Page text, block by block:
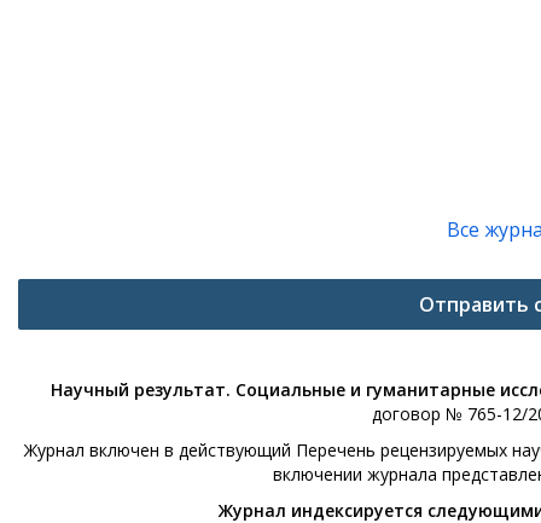
Все
Отправить
Научный результат. Социальные и гуманитарные
договор № 765-12/
Журнал включен в действующий Перечень рецензируемых
включении журнала
Журнал индексируется